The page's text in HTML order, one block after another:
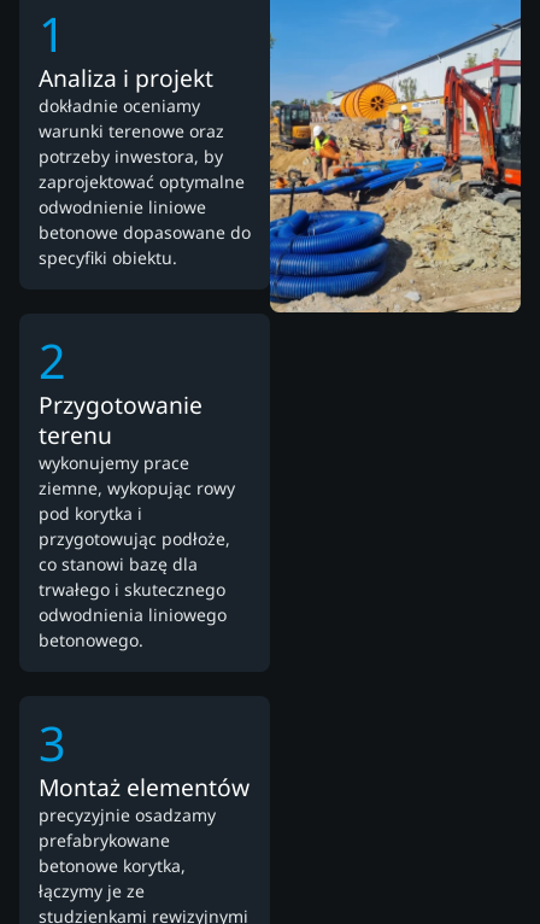
1
Analiza i projekt
dokładnie oceniamy
warunki terenowe oraz
potrzeby inwestora, by
zaprojektować optymalne
odwodnienie liniowe
betonowe dopasowane do
specyfiki obiektu.
2
Przygotowanie
terenu
wykonujemy prace
ziemne, wykopując rowy
pod korytka i
przygotowując podłoże,
co stanowi bazę dla
trwałego i skutecznego
odwodnienia liniowego
betonowego.
3
Montaż elementów
precyzyjnie osadzamy
prefabrykowane
betonowe korytka,
łączymy je ze
studzienkami rewizyjnymi